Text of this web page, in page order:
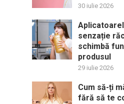
30 iulie 2026
senzație
schimbă
produsul
29 iulie 2026
Cum să-ți
fără să te